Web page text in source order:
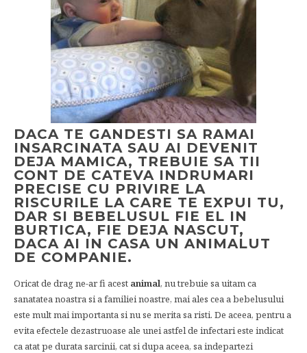
DACA TE GANDESTI SA RAMAI
INSARCINATA SAU AI DEVENIT
DEJA MAMICA, TREBUIE SA TII
CONT DE CATEVA INDRUMARI
PRECISE CU PRIVIRE LA
RISCURILE LA CARE TE EXPUI TU,
DAR SI BEBELUSUL FIE EL IN
BURTICA, FIE DEJA NASCUT,
DACA AI IN CASA UN ANIMALUT
DE COMPANIE.
Oricat de drag ne-ar fi acest animal, nu trebuie sa uitam ca
sanatatea noastra si a familiei noastre, mai ales cea a bebelusului
este mult mai importanta si nu se merita sa risti. De aceea, pentru a
evita efectele dezastruoase ale unei astfel de infectari este indicat
ca atat pe durata sarcinii, cat si dupa aceea, sa indepartezi